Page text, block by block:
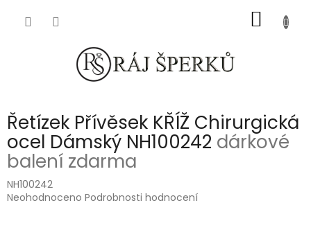
KOŠÍK
Řetízek Přívěsek KŘÍŽ Chirurgická
ocel Dámský NH100242 dárkové
balení zdarma
NH100242
Průměrné
Neohodnoceno Podrobnosti hodnocení